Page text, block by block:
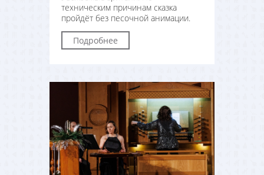
техническим причинам сказка
пройдёт без песочной анимации.
Подробнее